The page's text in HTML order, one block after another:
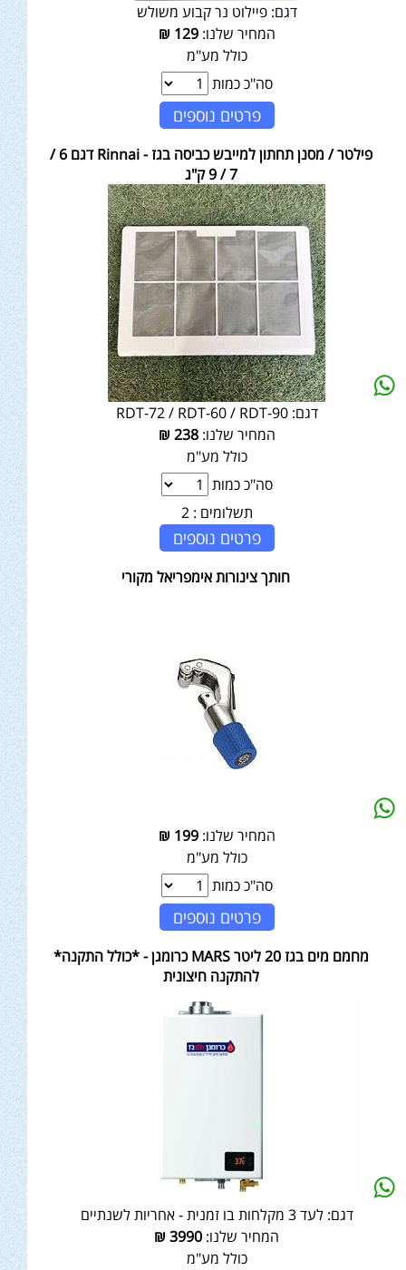
דגם: פיילוט נר קבוע משולש
המחיר שלנו:129
₪
כולל מע"מ
סה"כ כמות
פרטים נוספים
פילטר / מסנן תחתון למייבש כביסה בגז - Rinnai דגם 6 /
7 / 9 ק"ג
דגם: RDT-72 / RDT-60 / RDT-90
המחיר שלנו:238
₪
כולל מע"מ
סה"כ כמות
תשלומים : 2
פרטים נוספים
חותך צינורות אימפריאל מקורי
המחיר שלנו:199
₪
כולל מע"מ
סה"כ כמות
פרטים נוספים
מחמם מים בגז 20 ליטר MARS כרומגן - *כולל התקנה*
להתקנה חיצונית
דגם: לעד 3 מקלחות בו זמנית - אחריות לשנתיים
המחיר שלנו: 3990
₪
כולל מע"מ